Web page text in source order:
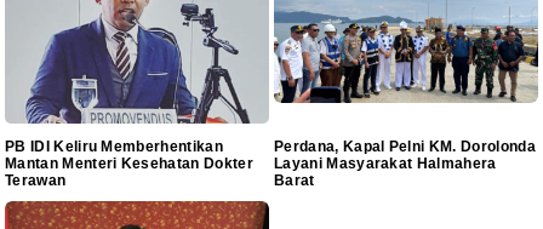
PB IDI Keliru Memberhentikan
Mantan Menteri Kesehatan Dokter
Terawan
Perdana, Kapal Pelni KM. Dorolonda
Layani Masyarakat Halmahera
Barat